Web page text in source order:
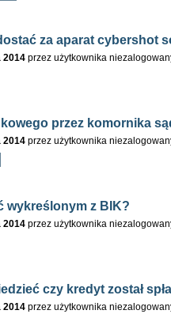
za aparat cybershot
2014 przez użytkownika
przez komornika
2014 przez użytkownika
wykreślonym z BIK?
2014 przez użytkownika
czy kredyt został
2014 przez użytkownika